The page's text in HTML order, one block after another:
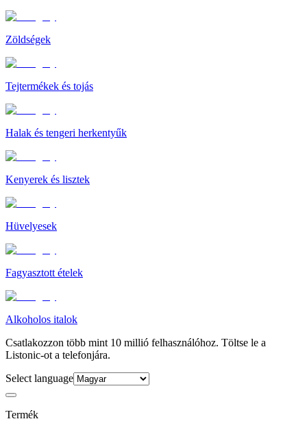
Zöldségek
Tejtermékek és tojás
Halak és tengeri herkentyűk
Kenyerek és lisztek
Hüvelyesek
Fagyasztott ételek
Alkoholos italok
Csatlakozzon több mint 10 millió felhasználóhoz. Töltse le a
Listonic-ot a telefonjára.
Select language
Termék